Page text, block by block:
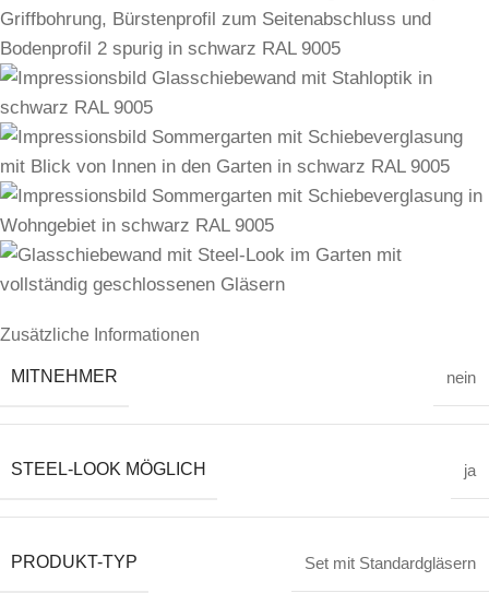
Zusätzliche Informationen
MITNEHMER nein
STEEL-LOOK MÖGLICH ja
PRODUKT-TYP Set mit Standardgläsern